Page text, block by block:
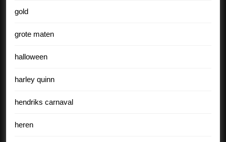
gold
grote maten
halloween
harley quinn
hendriks carnaval
heren